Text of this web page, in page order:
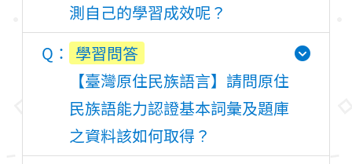
測自己的學習成效呢？
學習問答
【臺灣原住民族語言】請問原住
民族語能力認證基本詞彙及題庫
之資料該如何取得？